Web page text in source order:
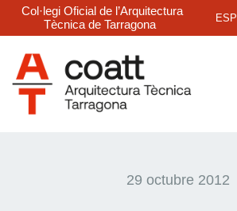
Col·legi Oficial de l’Arquitectura
Tècnica de Tarragona
ESP
29 octubre 2012